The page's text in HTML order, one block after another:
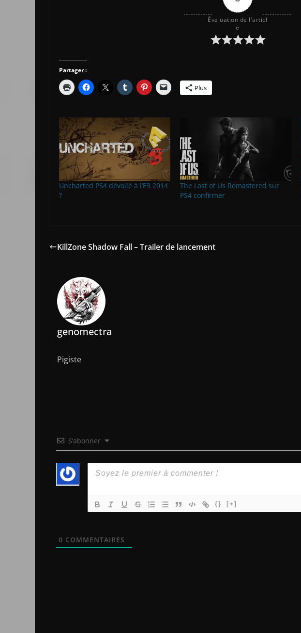
Évaluation de l'articl
e
Partager :
Plus
Uncharted PS4 dévoilé à l’E3 2014
?
The Last of Us Remastered sur
PS4 confirmer
KillZone Shadow Fall – Trailer de lancement
genomectra
Pigiste
S’abonner
{} [+]
0 COMMENTAIRES